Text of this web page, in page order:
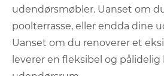
udendørsmøbler. Uanset om
poolterrasse, eller endda dine
Uanset om du renoverer et
leverer en fleksibel og